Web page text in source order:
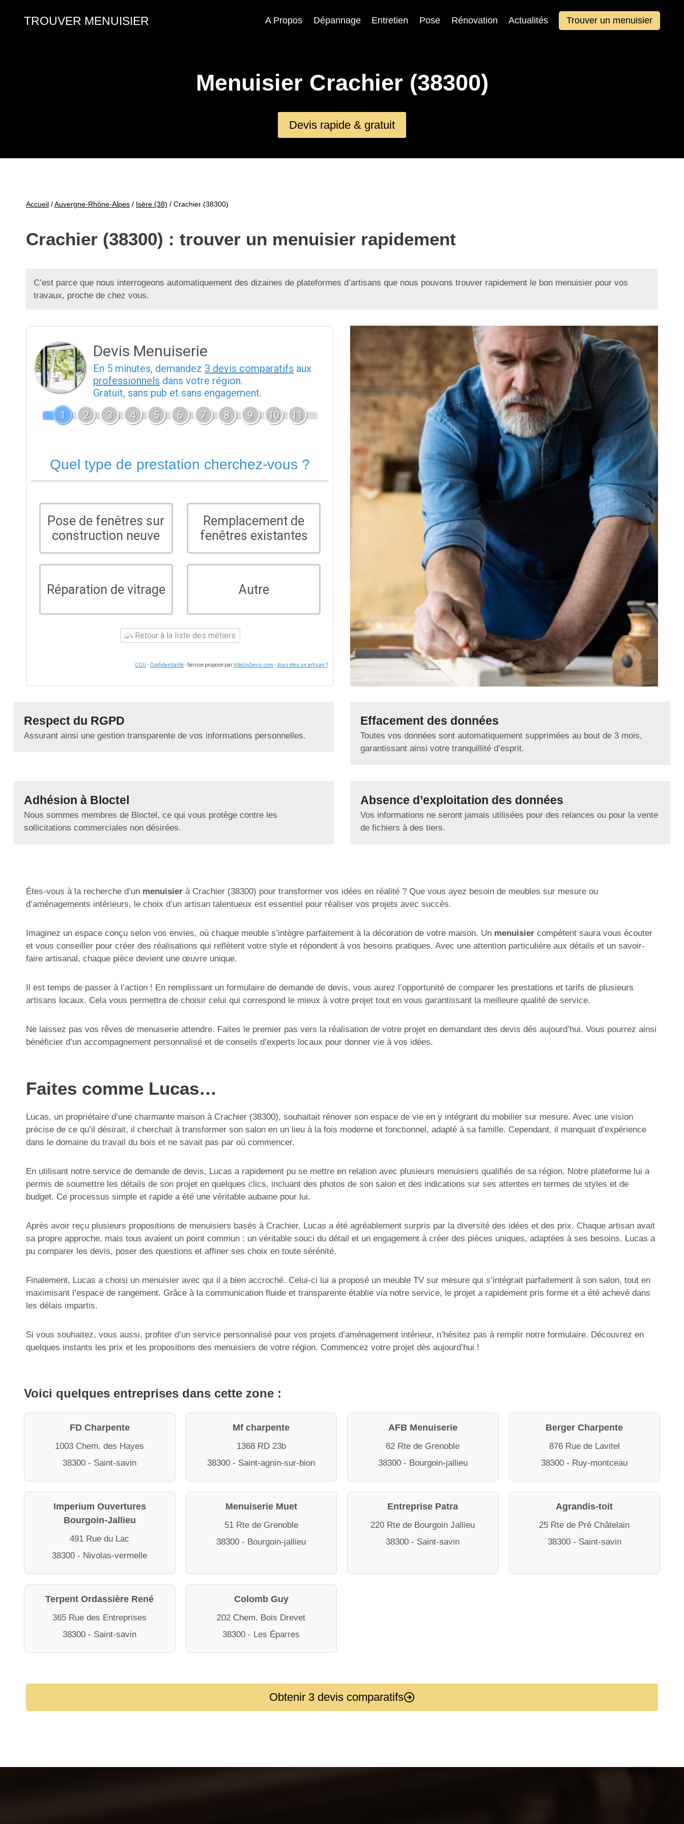
TROUVER MENUISIER A Propos Dépannage Entretien Pose Rénovation Actualités Trouver un menuisier
Menuisier Crachier (38300)
Devis rapide & gratuit
Accueil /Auvergne-Rhône-Alpes / Isère (38) / Crachier (38300)
Crachier (38300) : trouver un menuisier rapidement
C’est parce que nous interrogeons automatiquement des dizaines de plateformes d’artisans que nous pouvons trouver rapidement le bon menuisier pour vos
travaux, proche de chez vous.
Devis Menuiserie
En 5 minutes, demandez 3 devis comparatifs aux
professionnels dans votre région.
Gratuit, sans pub et sans engagement.
1
2 3 4 5 6 7 8 9 10 11
Quel type de prestation cherchez-vous ?
Pose de fenêtres sur
construction neuve
Remplacement de
fenêtres existantes
Réparation de vitrage Autre
Retour à la liste des métiers
CGU - Confidentialité- Service proposé parViteUnDevis.com -Vous êtes un artisan ?
Respect du RGPD
Assurant ainsi une gestion transparente de vos informations personnelles.
Effacement des données
Toutes vos données sont automatiquement supprimées au bout de 3 mois,
garantissant ainsi votre tranquillité d’esprit.
Adhésion à Bloctel
Nous sommes membres de Bloctel, ce qui vous protège contre les
sollicitations commerciales non désirées.
Absence d’exploitation des données
Vos informations ne seront jamais utilisées pour des relances ou pour la vente
de fichiers à des tiers.
Êtes-vous à la recherche d’un menuisier à Crachier (38300) pour transformer vos idées en réalité ? Que vous ayez besoin de meubles sur mesure ou
d’aménagements intérieurs, le choix d’un artisan talentueux est essentiel pour réaliser vos projets avec succès.
Imaginez un espace conçu selon vos envies, où chaque meuble s’intègre parfaitement à la décoration de votre maison. Un menuisier compétent saura vous écouter
et vous conseiller pour créer des réalisations qui reflètent votre style et répondent à vos besoins pratiques. Avec une attention particulière aux détails et un savoir-
faire artisanal, chaque pièce devient une œuvre unique.
Il est temps de passer à l’action ! En remplissant un formulaire de demande de devis, vous aurez l’opportunité de comparer les prestations et tarifs de plusieurs
artisans locaux. Cela vous permettra de choisir celui qui correspond le mieux à votre projet tout en vous garantissant la meilleure qualité de service.
Ne laissez pas vos rêves de menuiserie attendre. Faites le premier pas vers la réalisation de votre projet en demandant des devis dès aujourd’hui. Vous pourrez ainsi
bénéficier d’un accompagnement personnalisé et de conseils d’experts locaux pour donner vie à vos idées.
Faites comme Lucas…
Lucas, un propriétaire d’une charmante maison à Crachier (38300), souhaitait rénover son espace de vie en y intégrant du mobilier sur mesure. Avec une vision
précise de ce qu’il désirait, il cherchait à transformer son salon en un lieu à la fois moderne et fonctionnel, adapté à sa famille. Cependant, il manquait d’expérience
dans le domaine du travail du bois et ne savait pas par où commencer.
En utilisant notre service de demande de devis, Lucas a rapidement pu se mettre en relation avec plusieurs menuisiers qualifiés de sa région. Notre plateforme lui a
permis de soumettre les détails de son projet en quelques clics, incluant des photos de son salon et des indications sur ses attentes en termes de styles et de
budget. Ce processus simple et rapide a été une véritable aubaine pour lui.
Après avoir reçu plusieurs propositions de menuisiers basés à Crachier, Lucas a été agréablement surpris par la diversité des idées et des prix. Chaque artisan avait
sa propre approche, mais tous avaient un point commun : un véritable souci du détail et un engagement à créer des pièces uniques, adaptées à ses besoins. Lucas a
pu comparer les devis, poser des questions et affiner ses choix en toute sérénité.
Finalement, Lucas a choisi un menuisier avec qui il a bien accroché. Celui-ci lui a proposé un meuble TV sur mesure qui s’intégrait parfaitement à son salon, tout en
maximisant l’espace de rangement. Grâce à la communication fluide et transparente établie via notre service, le projet a rapidement pris forme et a été achevé dans
les délais impartis.
Si vous souhaitez, vous aussi, profiter d’un service personnalisé pour vos projets d’aménagement intérieur, n’hésitez pas à remplir notre formulaire. Découvrez en
quelques instants les prix et les propositions des menuisiers de votre région. Commencez votre projet dès aujourd’hui !
Voici quelques entreprises dans cette zone :
FD Charpente
1003 Chem. des Hayes
38300 - Saint-savin
Mf charpente
1368 RD 23b
38300 - Saint-agnin-sur-bion
AFB Menuiserie
62 Rte de Grenoble
38300 - Bourgoin-jallieu
Berger Charpente
876 Rue de Lavitel
38300 - Ruy-montceau
Imperium Ouvertures
Bourgoin-Jallieu
491 Rue du Lac
38300 - Nivolas-vermelle
Menuiserie Muet
51 Rte de Grenoble
38300 - Bourgoin-jallieu
Entreprise Patra
220 Rte de Bourgoin Jallieu
38300 - Saint-savin
Agrandis-toit
25 Rte de Pré Châtelain
38300 - Saint-savin
Terpent Ordassière René
365 Rue des Entreprises
38300 - Saint-savin
Colomb Guy
202 Chem. Bois Drevet
38300 - Les Éparres
Obtenir 3 devis comparatifs